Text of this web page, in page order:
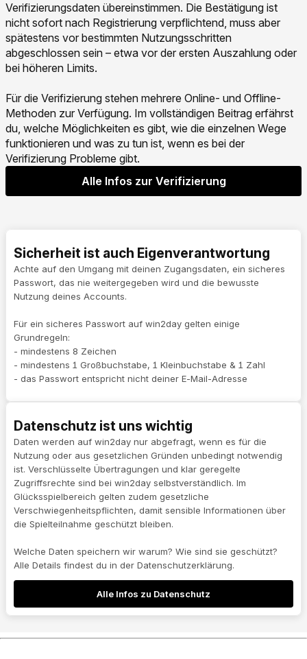
Verifizierungsdaten übereinstimmen. Die Bestätigung ist
nicht sofort nach Registrierung verpflichtend, muss aber
spätestens vor bestimmten Nutzungsschritten
abgeschlossen sein – etwa vor der ersten Auszahlung oder
bei höheren Limits.
Für die Verifizierung stehen mehrere Online- und Offline-
Methoden zur Verfügung. Im vollständigen Beitrag erfährst
du, welche Möglichkeiten es gibt, wie die einzelnen Wege
funktionieren und was zu tun ist, wenn es bei der
Verifizierung Probleme gibt.
Alle Infos zur Verifizierung
Sicherheit ist auch Eigenverantwortung
Achte auf den Umgang mit deinen Zugangsdaten, ein sicheres
Passwort, das nie weitergegeben wird und die bewusste
Nutzung deines Accounts.
Für ein sicheres Passwort auf win2day gelten einige
Grundregeln:
- mindestens 8 Zeichen
- mindestens 1 Großbuchstabe, 1 Kleinbuchstabe & 1 Zahl
- das Passwort entspricht nicht deiner E-Mail-Adresse
Datenschutz ist uns wichtig
Daten werden auf win2day nur abgefragt, wenn es für die
Nutzung oder aus gesetzlichen Gründen unbedingt notwendig
ist. Verschlüsselte Übertragungen und klar geregelte
Zugriffsrechte sind bei win2day selbstverständlich. Im
Glücksspielbereich gelten zudem gesetzliche
Verschwiegenheitspflichten, damit sensible Informationen über
die Spielteilnahme geschützt bleiben.
Welche Daten speichern wir warum? Wie sind sie geschützt?
Alle Details findest du in der Datenschutzerklärung.
Alle Infos zu Datenschutz